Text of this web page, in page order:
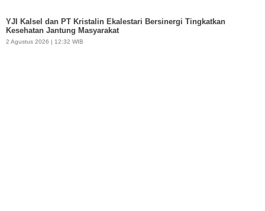
YJI Kalsel dan PT Kristalin Ekalestari Bersinergi Tingkatkan
Kesehatan Jantung Masyarakat
2 Agustus 2026 | 12:32 WIB